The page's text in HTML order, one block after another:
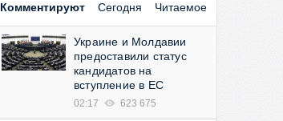
Комментируют Сегодня Читаемое
Украине и Молдавии
предоставили статус
кандидатов на
вступление в ЕС
02:17 623 675